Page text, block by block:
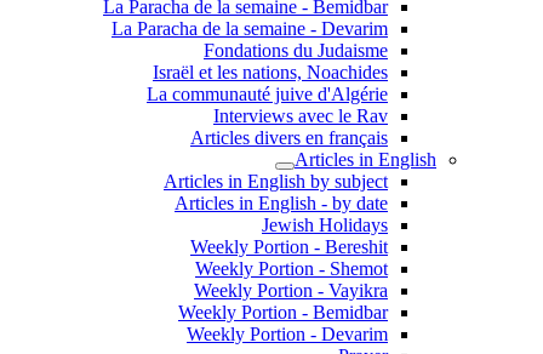
La Paracha de la semaine - Bemidbar
La Paracha de la semaine - Devarim
Fondations du Judaisme
Israël et les nations, Noachides
La communauté juive d'Algérie
Interviews avec le Rav
Articles divers en français
Articles in English
Articles in English by subject
Articles in English - by date
Jewish Holidays
Weekly Portion - Bereshit
Weekly Portion - Shemot
Weekly Portion - Vayikra
Weekly Portion - Bemidbar
Weekly Portion - Devarim